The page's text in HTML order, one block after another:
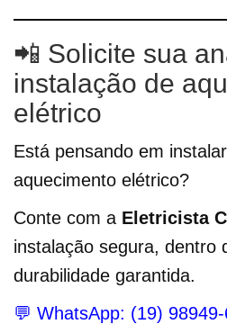
📲 Solicite sua
instalação de
elétrico
Está pensando em
aquecimento elétrico?
Conte com a Eletricista
instalação segura, dentro
durabilidade garantida.
💬 WhatsApp: (19)